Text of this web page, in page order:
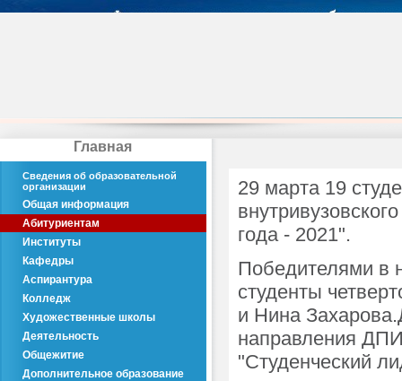
Главная
Сведения об образовательной
организации
Общая информация
Абитуриентам
Институты
Кафедры
Аспирантура
Колледж
Художественные школы
Деятельность
Общежитие
Дополнительное образование
29 марта 19
года - 2021".
Победителями в
студенты
и Нина
направления
"Студенческий